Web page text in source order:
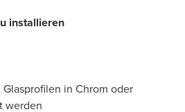
installieren
in Chrom oder
werden